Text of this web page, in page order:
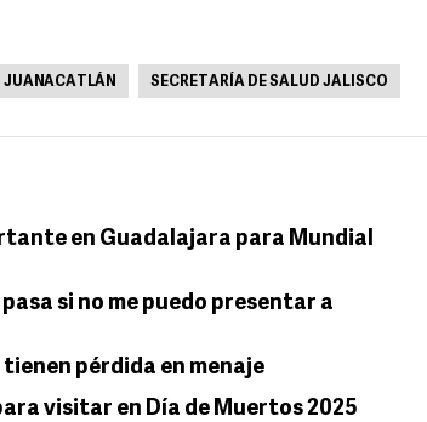
JUANACATLÁN SECRETARÍA DE SALUD JALISCO
en Guadalajara para Mundial
si no me puedo presentar a
pérdida en menaje
visitar en Día de Muertos 2025